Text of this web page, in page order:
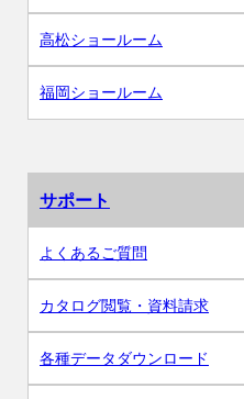
高松ショールーム
福岡ショールーム
サポート
よくあるご質問
カタログ閲覧・資料請求
各種データダウンロード